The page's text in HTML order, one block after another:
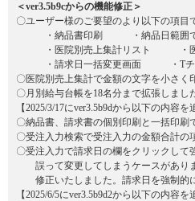
＜ver3.5b9cからの機能修正＞
〇ユーザー様のご要望のより以下の項
・納品書印刷 ・納品日範囲で
・医院別売上集計リスト ・医
・請求日一括変更画面 ・Tチェ
〇医院別売上集計で金額の文字を小さ
〇月別給与台帳を18名分まで拡張しまし
【2025/3/17にver3.5b9dから以下の内容
〇納品書、請求書の個別印刷と一括印
〇受注入力検索で受注入力の金額合計
〇受注入力で請求日の欄をクリックし
誤って変更してしまうケースがあり
修正いたしました。請求日を強制的
【2025/6/5にver3.5b9d2から以下の内容